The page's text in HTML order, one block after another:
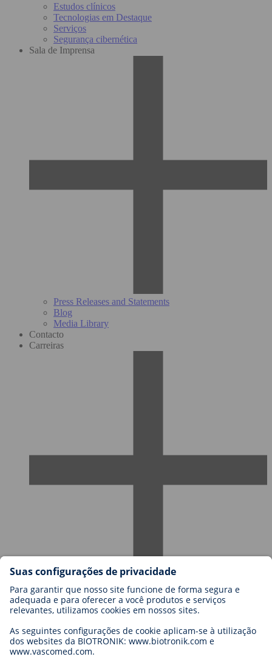
Estudos clínicos
Tecnologias em Destaque
Serviços
Segurança cibernética
Sala de Imprensa
Press Releases and Statements
Blog
Media Library
Contacto
Carreiras
Carreiras na BIOTRONIK
Níveis de carreira
Candidatura
Oportunidades de carreira